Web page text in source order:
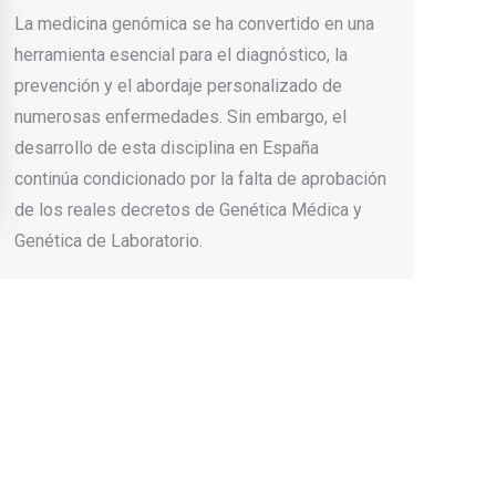
La medicina genómica se ha convertido en una
herramienta esencial para el diagnóstico, la
prevención y el abordaje personalizado de
numerosas enfermedades. Sin embargo, el
desarrollo de esta disciplina en España
continúa condicionado por la falta de aprobación
de los reales decretos de Genética Médica y
Genética de Laboratorio.